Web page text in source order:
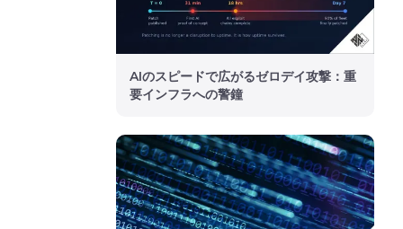
AIのスピードで広がるゼロデイ攻撃：重
要インフラへの警鐘